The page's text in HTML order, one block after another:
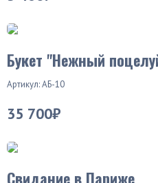
Букет "Нежный
Артикул: АБ-10
35 700₽
Свидание в Париже